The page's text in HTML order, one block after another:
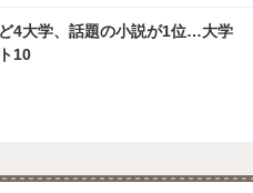
4大学、話題の小説が1位…大学
10